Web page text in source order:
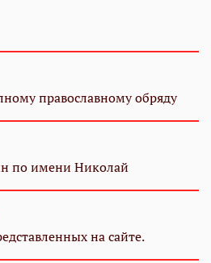
православному обряду
по имени Николай
на сайте.